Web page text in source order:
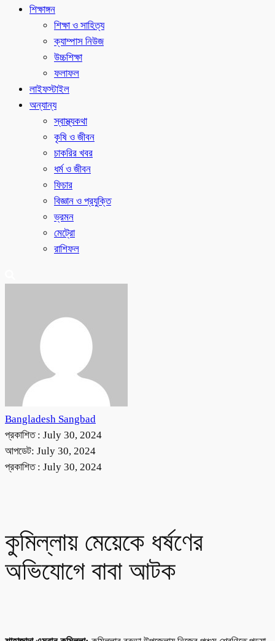
শিক্ষাঙ্গন
শিক্ষা ও সাহিত্য
ক্যাম্পাস নিউজ
উচ্চশিক্ষা
ফলাফল
লাইফস্টাইল
অন্যান্য
স্বাস্থ্যকথা
কৃষি ও জীবন
চাকরির খবর
ধর্ম ও জীবন
ফিচার
বিজ্ঞান ও প্রযুক্তি
ভ্রমন
মেট্রো
রাশিফল
Bangladesh Sangbad
প্রকাশিত : July 30, 2024
আপডেট: July 30, 2024
প্রকাশিত : July 30, 2024
কুমিল্লায় মেয়েকে ধর্ষণের
অভিযোগে বাবা আটক